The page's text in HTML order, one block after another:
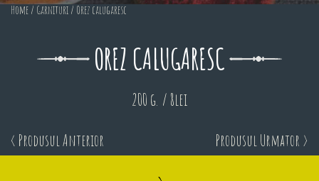
Home / Garnituri / Orez calugaresc
OREZ CALUGARESC
200 g. / 8lei
< Produsul Anterior Produsul Urmator >